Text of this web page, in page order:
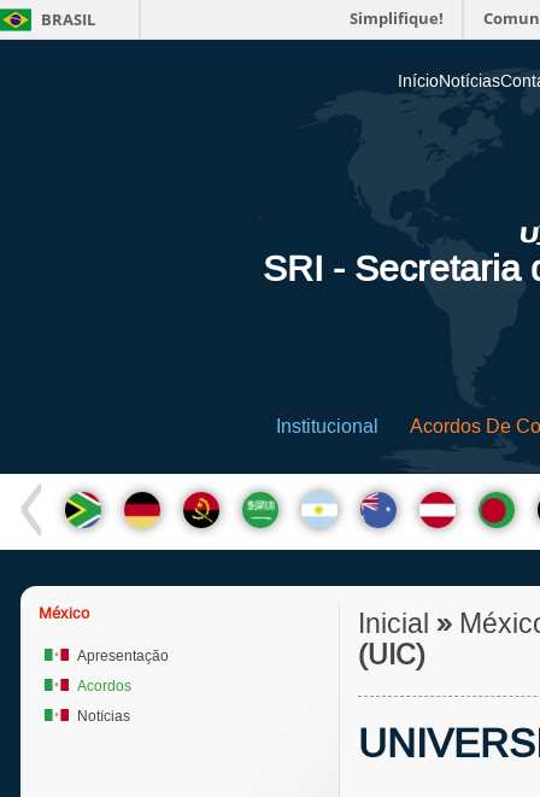
BRASIL Simplifique!
InícioNotícias
SRI - Secretaria
Institucional Acordos De
México
Apresentação
Acordos
Notícias
Inicial »
(UIC)